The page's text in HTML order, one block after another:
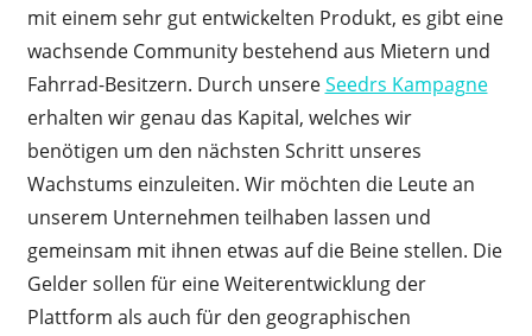
mit einem sehr gut entwickelten Produkt, es gibt eine
wachsende Community bestehend aus Mietern und
Fahrrad-Besitzern. Durch unsereSeedrs Kampagne
erhalten wir genau das Kapital, welches wir
benötigen um den nächsten Schritt unseres
Wachstums einzuleiten. Wir möchten die Leute an
unserem Unternehmen teilhaben lassen und
gemeinsam mit ihnen etwas auf die Beine stellen. Die
Gelder sollen für eine Weiterentwicklung der
Plattform als auch für den geographischen